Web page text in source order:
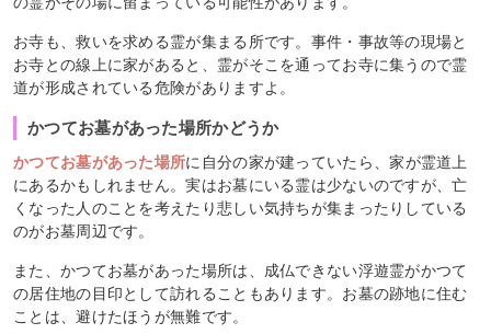
お寺も、救いを求める霊が集まる所です。事件・事故等の現場と
お寺との線上に家があると、霊がそこを通ってお寺に集うので霊
道が形成されている危険がありますよ。
かつてお墓があった場所かどうか
かつてお墓があった場所に自分の家が建っていたら、家が霊道上
にあるかもしれません。実はお墓にいる霊は少ないのですが、亡
くなった人のことを考えたり悲しい気持ちが集まったりしている
のがお墓周辺です。
また、かつてお墓があった場所は、成仏できない浮遊霊がかつて
の居住地の目印として訪れることもあります。お墓の跡地に住む
ことは、避けたほうが無難です。